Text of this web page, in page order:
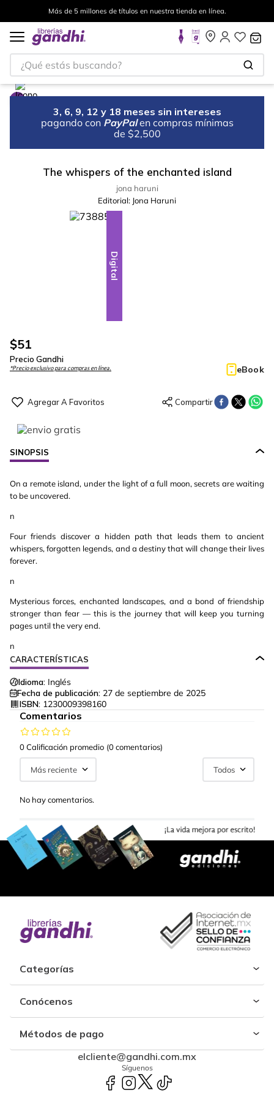
Más de 5 millones de títulos en nuestra tienda en línea.
¿Qué estás buscando?
3, 6, 9, 12 y 18 meses sin intereses
pagando con PayPal en compras mínimas
de $2,500
The whispers of the enchanted island
jona haruni
Editorial: Jona Haruni
Digital
$51
Precio Gandhi
*Precio exclusivo para compras en línea. eBook
SINOPSIS
On a remote island, under the light of a full moon, secrets are waiting
to be uncovered.
n
Four friends discover a hidden path that leads them to ancient
whispers, forgotten legends, and a destiny that will change their lives
forever.
n
Mysterious forces, enchanted landscapes, and a bond of friendship
stronger than fear — this is the journey that will keep you turning
pages until the very end.
n
CARACTERÍSTICAS
Idioma: Inglés
Fecha de publicación: 27 de septiembre de 2025
ISBN: 1230009398160
Comentarios
0 Calificación promedio (0 comentarios)
Más reciente Todos
No hay comentarios.
Categorías
Conócenos
Métodos de pago
elcliente@gandhi.com.mx
Síguenos